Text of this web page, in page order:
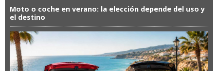
Moto o coche en verano: la elección depende del uso y
el destino